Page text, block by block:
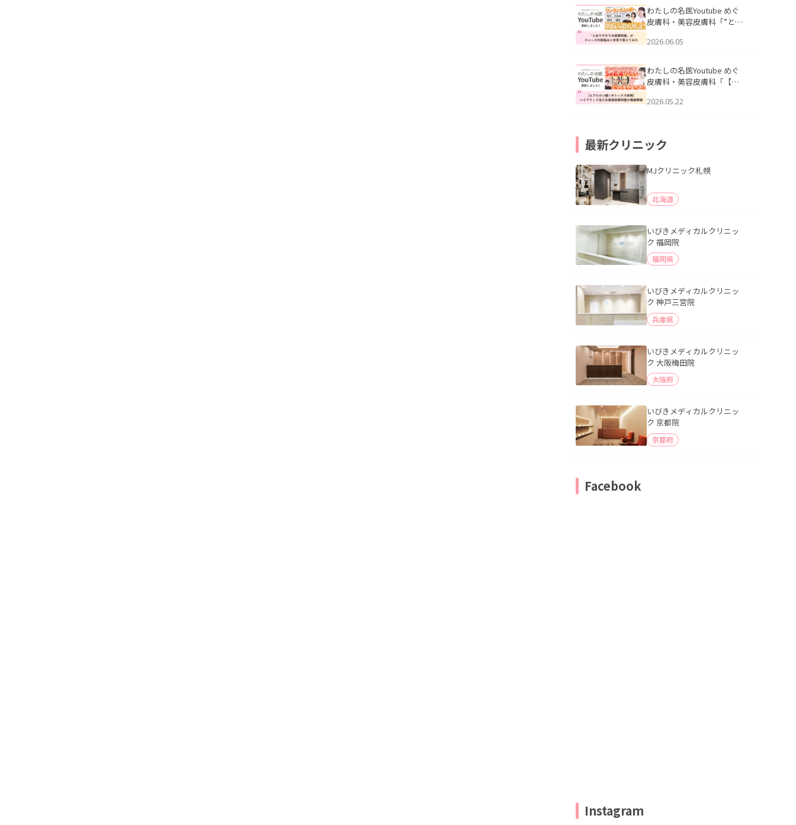
公開いたしました。
わたしの名医Youtube めぐ
皮膚科・美容皮膚科「”とお
ッズの肌悩みに本気で答え
た。
2026.06.05
わたしの名医Youtube めぐ
皮膚科・美容皮膚科「【ヒ
用】ハイブリッド注入を美
2026.05.22
最新クリニック
MJクリニック札幌
北海道
いびきメディカルクリニッ
ク 福岡院
福岡県
いびきメディカルクリニッ
ク 神戸三宮院
兵庫県
いびきメディカルクリニッ
ク 大阪梅田院
大阪府
いびきメディカルクリニッ
ク 京都院
京都府
Facebook
Instagram